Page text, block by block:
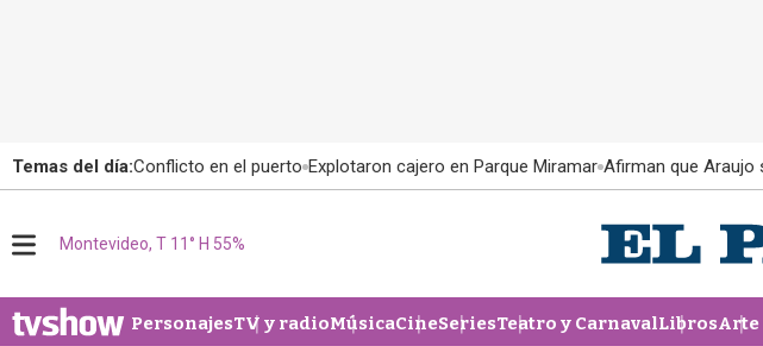
Temas del día:Conflicto en el puerto Explotaron cajero en Parque Miramar Afirman que Araujo
u
Montevideo, T 11° H 55%
PersonajesTV y radioMúsicaCineSeriesTeatro y CarnavalLibrosArte